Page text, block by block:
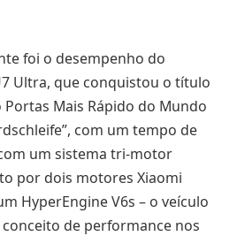
foi o desempenho do
Ultra, que conquistou o título
Portas Mais Rápido do Mundo
com um tempo de
com um sistema tri-motor
por dois motores Xiaomi
HyperEngine V6s – o veículo
de performance nos